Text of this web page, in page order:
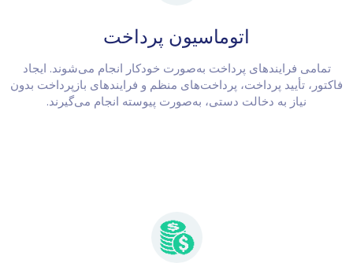
اتوماسیون پرداخت
تمامی فرایندهای پرداخت به‌صورت خودکار انجام می‌شوند. ایجاد
فاکتور، تأیید پرداخت، پرداخت‌های منظم و فرایندهای بازپرداخت بدون
نیاز به دخالت دستی، به‌صورت پیوسته انجام می‌گیرند.